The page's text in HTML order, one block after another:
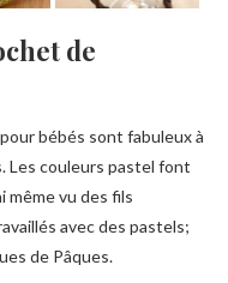
de
bébés sont fabuleux à
Les couleurs pastel font
même vu des fils
avec des pastels;
de Pâques.